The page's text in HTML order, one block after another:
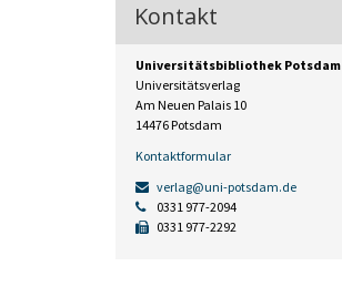
Kontakt
Universitätsbibliothek Potsdam
Universitätsverlag
Am Neuen Palais 10
14476 Potsdam
Kontaktformular
verlag@uni-potsdam.de
0331 977-2094
0331 977-2292